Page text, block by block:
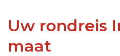
Uw rondreis
maat